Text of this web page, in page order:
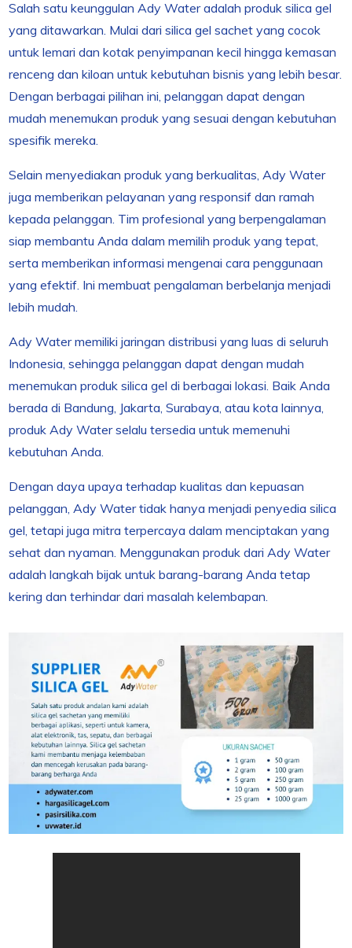
Salah satu keunggulan Ady Water adalah produk silica gel
yang ditawarkan. Mulai dari silica gel sachet yang cocok
untuk lemari dan kotak penyimpanan kecil hingga kemasan
renceng dan kiloan untuk kebutuhan bisnis yang lebih besar.
Dengan berbagai pilihan ini, pelanggan dapat dengan
mudah menemukan produk yang sesuai dengan kebutuhan
spesifik mereka.
Selain menyediakan produk yang berkualitas, Ady Water
juga memberikan pelayanan yang responsif dan ramah
kepada pelanggan. Tim profesional yang berpengalaman
siap membantu Anda dalam memilih produk yang tepat,
serta memberikan informasi mengenai cara penggunaan
yang efektif. Ini membuat pengalaman berbelanja menjadi
lebih mudah.
Ady Water memiliki jaringan distribusi yang luas di seluruh
Indonesia, sehingga pelanggan dapat dengan mudah
menemukan produk silica gel di berbagai lokasi. Baik Anda
berada di Bandung, Jakarta, Surabaya, atau kota lainnya,
produk Ady Water selalu tersedia untuk memenuhi
kebutuhan Anda.
Dengan daya upaya terhadap kualitas dan kepuasan
pelanggan, Ady Water tidak hanya menjadi penyedia silica
gel, tetapi juga mitra terpercaya dalam menciptakan yang
sehat dan nyaman. Menggunakan produk dari Ady Water
adalah langkah bijak untuk barang-barang Anda tetap
kering dan terhindar dari masalah kelembapan.